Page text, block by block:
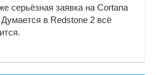
серьёзная заявка на Cortana
в Redstone 2 всё